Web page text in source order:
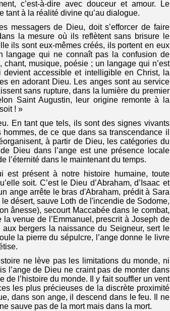
c’est-à-dire avec douceur et amour. Le
tant à la réalité divine qu’au dialogue.
messagers de Dieu, doit s’efforcer de faire
la mesure où ils reflètent sans brisure le
ils sont eux-mêmes créés, ils portent en eux
langage qui ne connaît pas la confusion de
musique, poésie ; un langage qui n’est
devient accessible et intelligible en Christ, la
en adorant Dieu. Les anges sont au service
sans rupture, dans la lumière du premier
Saint Augustin, leur origine remonte à la
! »
En tant que tels, ils sont des signes vivants
de ce que dans sa transcendance il
à partir de Dieu, les catégories du
Dieu dans l’ange est une présence locale
l’éternité dans le maintenant du temps.
présent à notre histoire humaine, toute
soit. C’est le Dieu d’Abraham, d’Isaac et
ange arrête le bras d'Abraham, prédit à Sara
désert, sauve Loth de l'incendie de Sodome,
ânesse), secourt Maccabée dans le combat,
venue de l’Emmanuel, prescrit à Joseph de
bergers la naissance du Seigneur, sert le
la pierre du sépulcre, l’ange donne le livre
ne lève pas les limitations du monde, ni
l’ange de Dieu ne craint pas de monter dans
de l’histoire du monde. Il y fait souffler un vent
les plus précieuses de la discrète proximité
dans son ange, il descend dans le feu. Il ne
sauve pas de la mort mais dans la mort.